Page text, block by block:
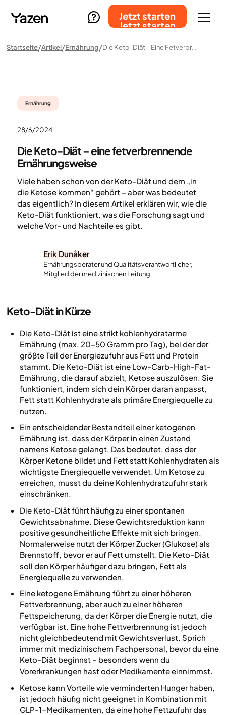
Jetzt starten
Jetzt starten
Startseite Artikel Ernährung Die Keto-Diät – Eine Fetverbrennende Ernährungsweise
Ernährung
28/6/2024
Die Keto-Diät – eine fetverbrennende
Ernährungsweise
Viele haben schon von der Keto-Diät und dem „in
die Ketose kommen“ gehört – aber was bedeutet
das eigentlich? In diesem Artikel erklären wir, wie die
Keto-Diät funktioniert, was die Forschung sagt und
welche Vor- und Nachteile es gibt.
Erik Dunåker
Ernährungsberater und Qualitätsverantwortlicher,
Mitglied der medizinischen Leitung
Keto-Diät in Kürze
Die Keto-Diät ist eine strikt kohlenhydratarme
Ernährung (max. 20–50 Gramm pro Tag), bei der der
größte Teil der Energiezufuhr aus Fett und Protein
stammt. Die Keto-Diät ist eine Low-Carb-High-Fat-
Ernährung, die darauf abzielt, Ketose auszulösen. Sie
funktioniert, indem sich dein Körper daran anpasst,
Fett statt Kohlenhydrate als primäre Energiequelle zu
nutzen.
Ein entscheidender Bestandteil einer ketogenen
Ernährung ist, dass der Körper in einen Zustand
namens Ketose gelangt. Das bedeutet, dass der
Körper Ketone bildet und Fett statt Kohlenhydraten als
wichtigste Energiequelle verwendet. Um Ketose zu
erreichen, musst du deine Kohlenhydratzufuhr stark
einschränken.
Die Keto-Diät führt häufig zu einer spontanen
Gewichtsabnahme. Diese Gewichtsreduktion kann
positive gesundheitliche Effekte mit sich bringen.
Normalerweise nutzt der Körper Zucker (Glukose) als
Brennstoff, bevor er auf Fett umstellt. Die Keto-Diät
soll den Körper häufiger dazu bringen, Fett als
Energiequelle zu verwenden.
Eine ketogene Ernährung führt zu einer höheren
Fettverbrennung, aber auch zu einer höheren
Fettspeicherung, da der Körper die Energie nutzt, die
verfügbar ist. Eine hohe Fettverbrennung ist jedoch
nicht gleichbedeutend mit Gewichtsverlust. Sprich
immer mit medizinischem Fachpersonal, bevor du eine
Keto-Diät beginnst – besonders wenn du
Vorerkrankungen hast oder Medikamente einnimmst.
Ketose kann Vorteile wie verminderten Hunger haben,
ist jedoch häufig nicht geeignet in Kombination mit
GLP-1-Medikamenten, da eine hohe Fettzufuhr das